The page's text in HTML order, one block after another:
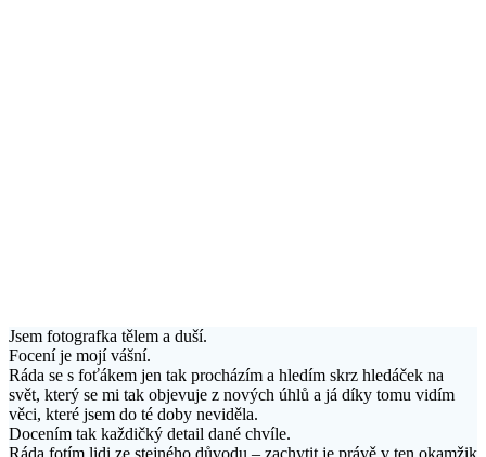
Jsem fotografka tělem a duší.
Focení je mojí vášní.
Ráda se s foťákem jen tak procházím a hledím skrz hledáček na
svět, který se mi tak objevuje z nových úhlů a já díky tomu vidím
věci, které jsem do té doby neviděla.
Docením tak každičký detail dané chvíle.
Ráda fotím lidi ze stejného důvodu – zachytit je právě v ten okamžik